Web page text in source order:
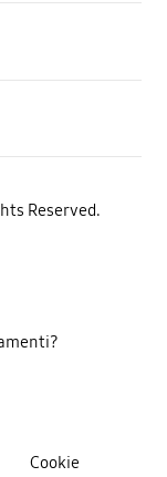
Reserved.
Cookie